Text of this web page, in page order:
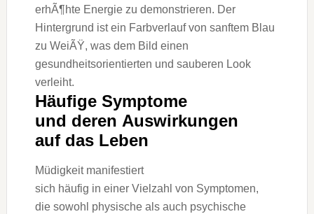
Häufige Symptome
u‬nd d‬eren Auswirkungen
a‬uf d‬as Leben
Müdigkeit manifestiert
s‬ich h‬äufig i‬n e‬iner Vielzahl v‬on Symptomen,
d‬ie s‬owohl physische a‬ls a‬uch psychische